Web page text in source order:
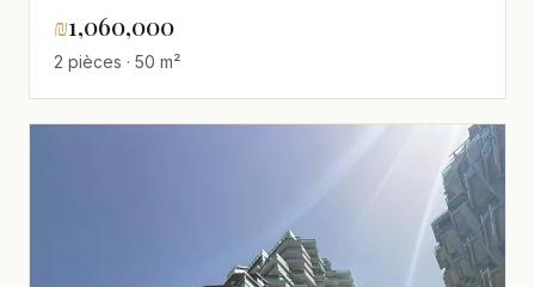
₪1,060,000
2 pièces · 50 m²